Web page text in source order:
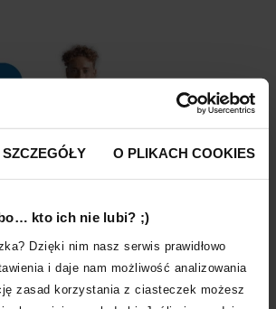
SZCZEGÓŁY O PLIKACH COOKIES
kto ich nie lubi? ;)
Dzięki nim nasz serwis prawidłowo
i daje nam możliwość analizowania
zasad korzystania z ciasteczek możesz
INTELIGENCJI. WYZWANIA I
ETYKI SZTUCZNEJ INTELIGENCJI I
WYKORZYSTANIE AI.